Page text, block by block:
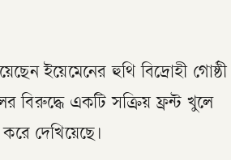
ইয়েমেনের হুথি বিদ্রোহী গোষ্ঠী
বিরুদ্ধে একটি সক্রিয় ফ্রন্ট খুলে
দেখিয়েছে।